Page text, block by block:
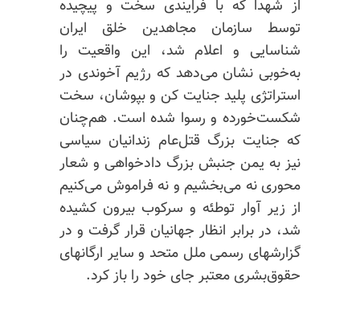
از شهدا که با فرایندی سخت و پیچیده
توسط سازمان مجاهدین خلق ایران
شناسایی و اعلام شد، این واقعیت را
به‌خوبی نشان می‌دهد که رژیم آخوندی در
استراتژی پلید جنایت کن و بپوشان، سخت
شکست‌خورده و رسوا شده است. هم‌چنان
که جنایت بزرگ قتل‌عام زندانیان سیاسی
نیز به یمن جنبش بزرگ دادخواهی و شعار
محوری نه می‌بخشیم و نه فراموش می‌کنیم
از زیر آوار توطئه و سرکوب بیرون کشیده
شد، در برابر انظار جهانیان قرار گرفت و در
گزارشهای رسمی ملل متحد و سایر ارگانهای
حقوق‌بشری معتبر جای خود را باز کرد.